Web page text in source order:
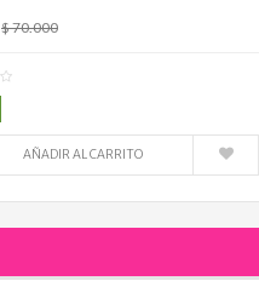
$ 70.000
AÑADIR AL CARRITO